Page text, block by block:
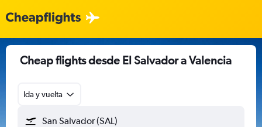
Cheap flights desde El Salvador a Valencia
Ida y vuelta
San Salvador (SAL)